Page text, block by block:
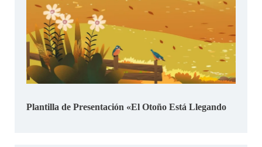
Plantilla de Presentación «El Otoño Está Llegando